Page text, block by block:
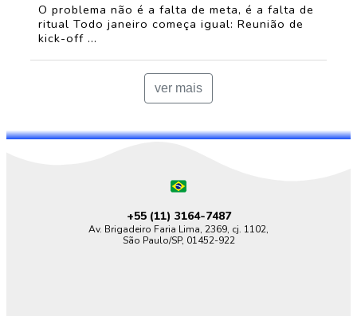
O problema não é a falta de meta, é a falta de
ritual Todo janeiro começa igual: Reunião de
kick-off ...
ver mais
+55 (11) 3164-7487
Av. Brigadeiro Faria Lima, 2369, cj. 1102,
São Paulo/SP, 01452-922